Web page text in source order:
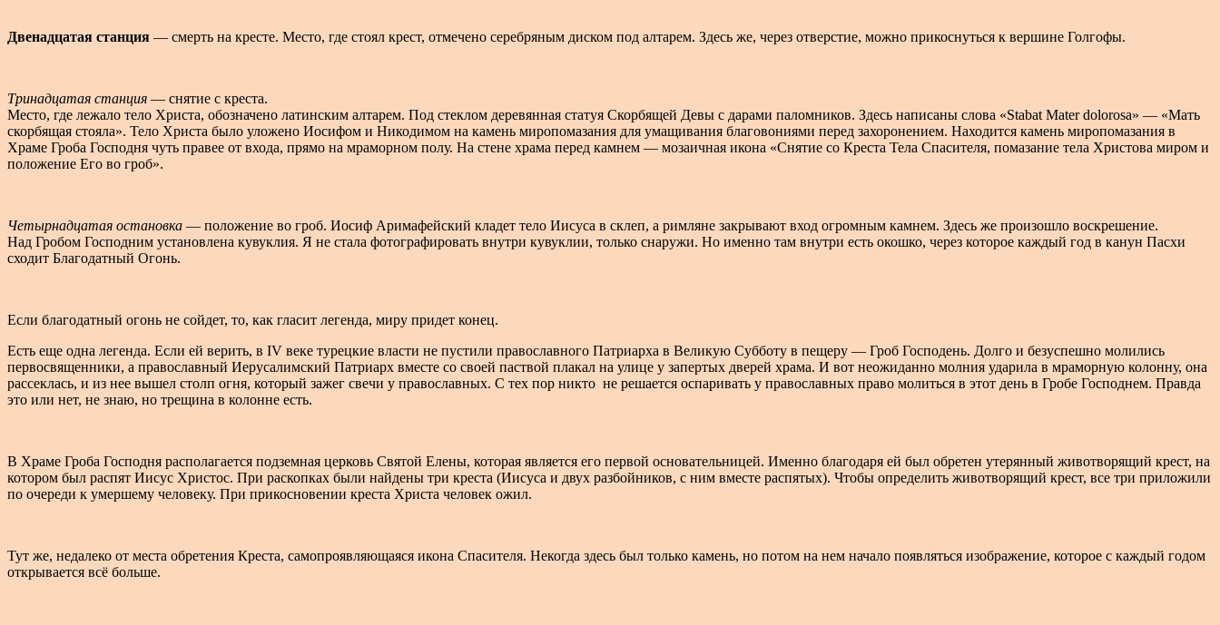
Двенадцатая станция — смерть на кресте. Место, где стоял крест, отмечено серебряным диском под алтарем. Здесь же, через отверстие, можно прикоснуться к вершине Голгофы.
Тринадцатая станция — снятие с креста.
Место, где лежало тело Христа, обозначено латинским алтарем. Под стеклом деревянная статуя Скорбящей Девы с дарами паломников. Здесь написаны слова «Stabat Mater dolorosa» — «Мать
скорбящая стояла». Тело Христа было уложено Иосифом и Никодимом на камень миропомазания для умащивания благовониями перед захоронением. Находится камень миропомазания в
Храме Гроба Господня чуть правее от входа, прямо на мраморном полу. На стене храма перед камнем — мозаичная икона «Снятие со Креста Тела Спасителя, помазание тела Христова миром и
положение Его во гроб».
Четырнадцатая остановка — положение во гроб. Иосиф Аримафейский кладет тело Иисуса в склеп, а римляне закрывают вход огромным камнем. Здесь же произошло воскрешение.
Над Гробом Господним установлена кувуклия. Я не стала фотографировать внутри кувуклии, только снаружи. Но именно там внутри есть окошко, через которое каждый год в канун Пасхи
сходит Благодатный Огонь.
Если благодатный огонь не сойдет, то, как гласит легенда, миру придет конец.
Есть еще одна легенда. Если ей верить, в IV веке турецкие власти не пустили православного Патриарха в Великую Субботу в пещеру — Гроб Господень. Долго и безуспешно молились
первосвященники, а православный Иерусалимский Патриарх вместе со своей паствой плакал на улице у запертых дверей храма. И вот неожиданно молния ударила в мраморную колонну, она
рассеклась, и из нее вышел столп огня, который зажег свечи у православных. С тех пор никто не решается оспаривать у православных право молиться в этот день в Гробе Господнем. Правда
это или нет, не знаю, но трещина в колонне есть.
В Храме Гроба Господня располагается подземная церковь Святой Елены, которая является его первой основательницей. Именно благодаря ей был обретен утерянный животворящий крест, на
котором был распят Иисус Христос. При раскопках были найдены три креста (Иисуса и двух разбойников, с ним вместе распятых). Чтобы определить животворящий крест, все три приложили
по очереди к умершему человеку. При прикосновении креста Христа человек ожил.
Тут же, недалеко от места обретения Креста, самопроявляющаяся икона Спасителя. Некогда здесь был только камень, но потом на нем начало появляться изображение, которое с каждый годом
открывается всё больше.